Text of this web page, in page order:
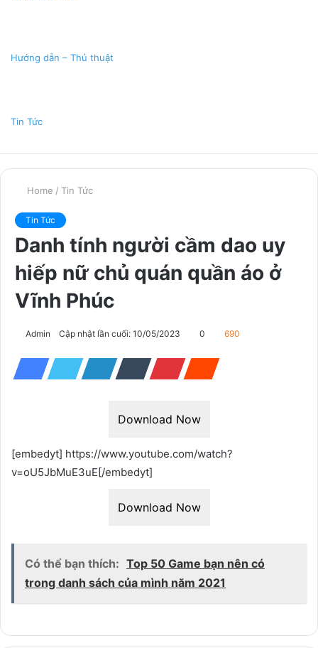
Hướng dẫn – Thủ thuật
Tin Tức
Home / Tin Tức
Tin Tức
Danh tính người cầm dao uy
hiếp nữ chủ quán quần áo ở
Vĩnh Phúc
Admin Cập nhật lần cuối: 10/05/2023 0 690
Download Now
[embedyt] https://www.youtube.com/watch?
v=oU5JbMuE3uE[/embedyt]
Download Now
Có thể bạn thích: Top 50 Game bạn nên có
trong danh sách của mình năm 2021